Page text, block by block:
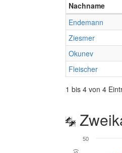
Nachname
Endemann
Ziesmer
Okunev
Fleischer
1 bis 4 von 4
50